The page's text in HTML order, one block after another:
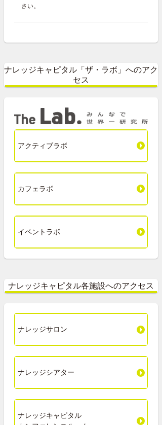
さい。
ナレッジキャピタル「ザ・ラボ」へのアク
セス
アクティブラボ
カフェラボ
イベントラボ
ナレッジキャピタル各施設へのアクセス
ナレッジサロン
ナレッジシアター
ナレッジキャピタル